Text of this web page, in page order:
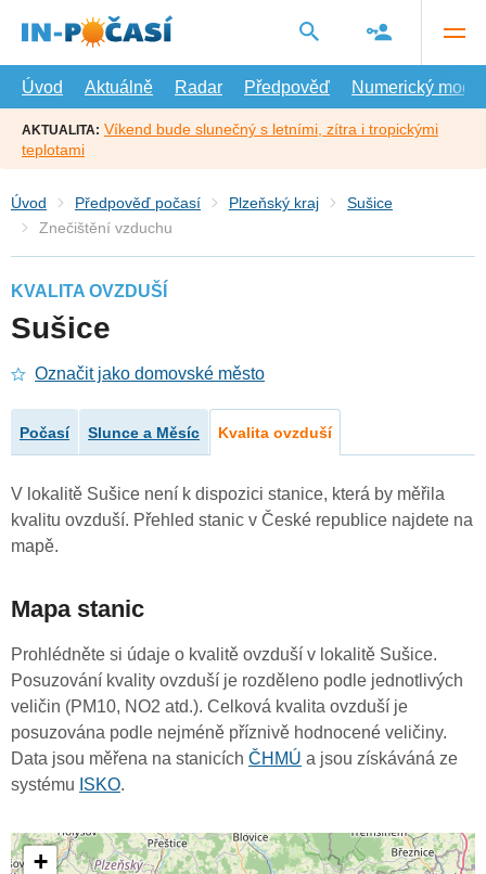
hlavní
Úvod
Aktuálně Radar Předpověď Numerický model
AKTUALITA: Víkend bude slunečný s letními, zítra i tropickými
teplotami
Úvod Předpověď počasí Plzeňský kraj
Sušice
Znečištění vzduchu
KVALITA OVZDUŠÍ
Sušice
Označit jako domovské město
Počasí Slunce a Měsíc Kvalita ovzduší
V lokalitě Sušice není k dispozici stanice, která by měřila
kvalitu ovzduší. Přehled stanic v České republice najdete na
mapě.
Mapa stanic
Prohlédněte si údaje o kvalitě ovzduší v lokalitě Sušice.
Posuzování kvality ovzduší je rozděleno podle jednotlivých
veličin (PM10, NO2 atd.). Celková kvalita ovzduší je
posuzována podle nejméně příznivě hodnocené veličiny.
Data jsou měřena na stanicích ČHMÚ a jsou získáváná ze
systému ISKO.
+